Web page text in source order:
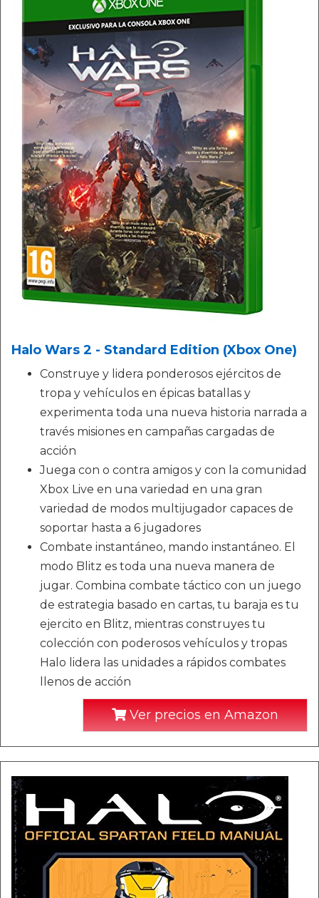
Halo Wars 2 - Standard Edition (Xbox One)
Construye y lidera ponderosos ejércitos de
tropa y vehículos en épicas batallas y
experimenta toda una nueva historia narrada a
través misiones en campañas cargadas de
acción
Juega con o contra amigos y con la comunidad
Xbox Live en una variedad en una gran
variedad de modos multijugador capaces de
soportar hasta a 6 jugadores
Combate instantáneo, mando instantáneo. El
modo Blitz es toda una nueva manera de
jugar. Combina combate táctico con un juego
de estrategia basado en cartas, tu baraja es tu
ejercito en Blitz, mientras construyes tu
colección con poderosos vehículos y tropas
Halo lidera las unidades a rápidos combates
llenos de acción
Ver precios en Amazon